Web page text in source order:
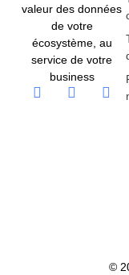
valeur des données
de votre
écosystème, au
service de votre
business
©